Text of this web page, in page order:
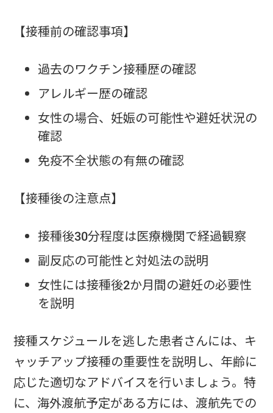
【接種前の確認事項】
過去のワクチン接種歴の確認
アレルギー歴の確認
女性の場合、妊娠の可能性や避妊状況の
確認
免疫不全状態の有無の確認
【接種後の注意点】
接種後30分程度は医療機関で経過観察
副反応の可能性と対処法の説明
女性には接種後2か月間の避妊の必要性
を説明
接種スケジュールを逃した患者さんには、キ
ャッチアップ接種の重要性を説明し、年齢に
応じた適切なアドバイスを行いましょう。特
に、海外渡航予定がある方には、渡航先での